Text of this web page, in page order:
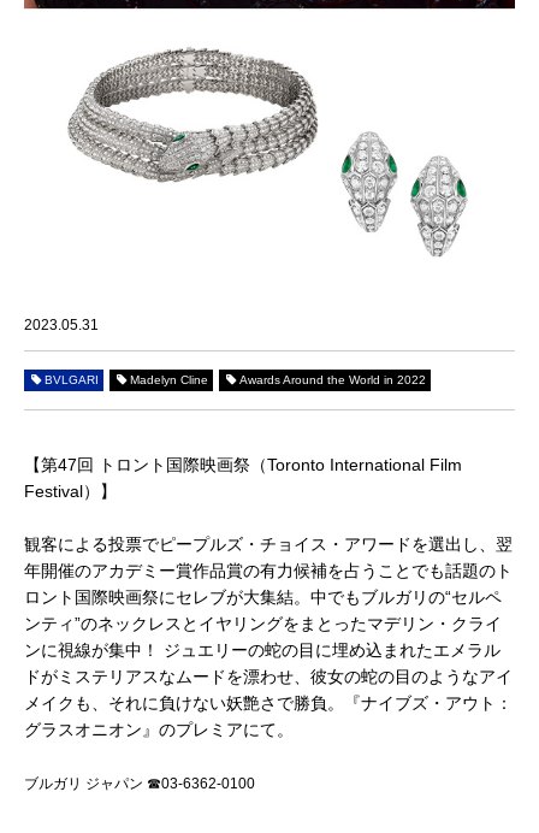
2023.05.31
BVLGARI Madelyn Cline Awards Around the World in 2022
【第47回 トロント国際映画祭（Toronto International Film
Festival）】
観客による投票でピープルズ・チョイス・アワードを選出し、翌
年開催のアカデミー賞作品賞の有力候補を占うことでも話題のト
ロント国際映画祭にセレブが大集結。中でもブルガリの“セルペ
ンティ”のネックレスとイヤリングをまとったマデリン・クライ
ンに視線が集中！ ジュエリーの蛇の目に埋め込まれたエメラル
ドがミステリアスなムードを漂わせ、彼女の蛇の目のようなアイ
メイクも、それに負けない妖艶さで勝負。『ナイブズ・アウト：
グラスオニオン』のプレミアにて。
ブルガリ ジャパン ☎03-6362-0100